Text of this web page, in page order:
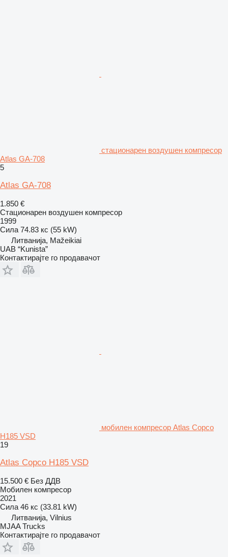
стационарен воздушен компресор
Atlas GA-708
5
Atlas GA-708
1.850 €
Стационарен воздушен компресор
1999
Сила 74.83 кс (55 kW)
Литванија, Mažeikiai
UAB “Kunista”
Контактирајте го продавачот
мобилен компресор Atlas Copco
H185 VSD
19
Atlas Copco H185 VSD
15.500 € Без ДДВ
Мобилен компресор
2021
Сила 46 кс (33.81 kW)
Литванија, Vilnius
MJAA Trucks
Контактирајте го продавачот